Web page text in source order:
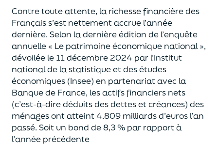
Contre touteattente, la richesse financière des
Français s’est nettementaccrue l’année
dernière. Selon la dernière édition de l’enquête
annuelle « Le patrimoine économique national »,
dévoilée le 11 décembre 2024 par l’Institut
national de lastatistique et des études
économiques (Insee) en partenariat avec la
Banque de France, les actifs financiers nets
(c’est-à-dire déduits des dettes et créances) des
ménages ont atteint 4.809 milliards d’euros l’an
passé. Soit un bond de 8,3 % par rapport à
l’année précédente